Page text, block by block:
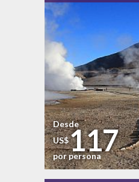
Desde
US$117
por persona